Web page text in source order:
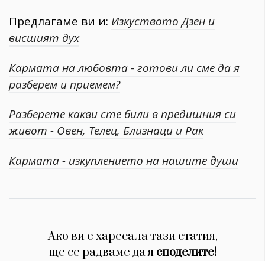
Предлагаме ви и: Изкуството Дзен и
висшият дух
Кармата на любовта - готови ли сме да я
разберем и приемем?
Разберете какви сте били в предишния си
живот - Овен, Телец, Близнаци и Рак
Кармата - изкуплението на нашите души
Ако ви е харесала тази статия,
ще се радваме да я споделите!